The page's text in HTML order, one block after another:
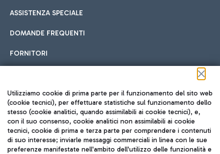
ASSISTENZA SPECIALE
DOMANDE FREQUENTI
FORNITORI
Seguici sui social
TRAVEL JOURNAL
Utilizziamo cookie di prima parte per il funzionamento del sito web
(cookie tecnici), per effettuare statistiche sul funzionamento dello
stesso (cookie analitici, quando assimilabili ai cookie tecnici), e,
con il suo consenso, cookie analitici non assimilabili ai cookie
tecnici, cookie di prima e terza parte per comprendere i contenuti
di suo interesse; inviarle messaggi commerciali in linea con le sue
preferenze manifestate nell'ambito dell'utilizzo delle funzionalità e